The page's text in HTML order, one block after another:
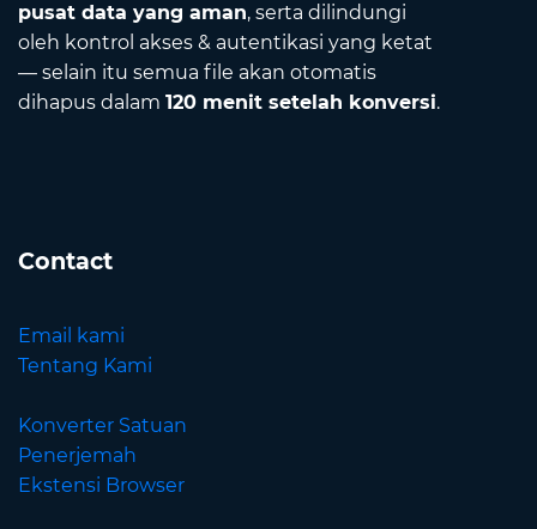
pusat data yang aman, serta dilindungi
oleh kontrol akses & autentikasi yang ketat
— selain itu semua file akan otomatis
dihapus dalam 120 menit setelah konversi.
Contact
Email kami
Tentang Kami
Konverter Satuan
Penerjemah
Ekstensi Browser